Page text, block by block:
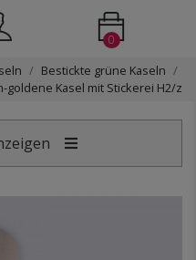
0
Bestickte grüne Kaseln
goldene Kasel mit Stickerei H2/z